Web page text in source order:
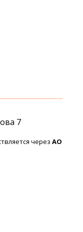
7
черезАО